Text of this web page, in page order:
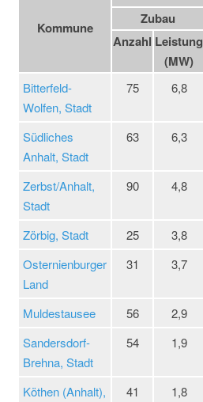
Kommune
Zubau
Anzahl Leistung
(MW)
Bitterfeld-
Wolfen, Stadt
75 6,8
Südliches
Anhalt, Stadt
63 6,3
Zerbst/Anhalt,
Stadt
90 4,8
Zörbig, Stadt 25 3,8
Osternienburger
Land
31 3,7
Muldestausee 56 2,9
Sandersdorf-
Brehna, Stadt
54 1,9
Köthen (Anhalt),
41 1,8